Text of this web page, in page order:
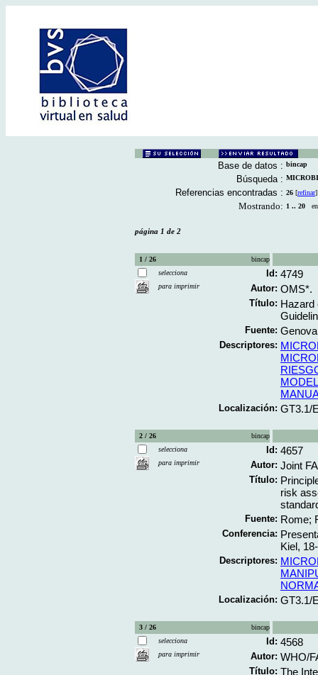
Base de datos : bincap
Búsqueda :
Referencias encontradas : 26 [refinar]
Mostrando: 1 .. 20 en
página 1 de 2
1 / 26
bincap
selecciona
para imprimir
Id: 4749
Autor: OMS*.
Título: Hazard
Fuente:
Descriptores:
Localización: GT3.1/
2 / 26
bincap
selecciona
para imprimir
Id: 4657
Autor: Joint
Título:
risk
Fuente: Rome;
Conferencia:
Kiel,
Descriptores:
Localización: GT3.1/
3 / 26
bincap
selecciona
para imprimir
Id: 4568
Autor: WHO/
Título: The